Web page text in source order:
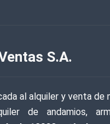
S.A.
al alquiler y venta de
de andamios,